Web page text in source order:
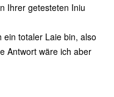
Ihrer getesteten Iniu
ein totaler Laie bin, also
Antwort wäre ich aber